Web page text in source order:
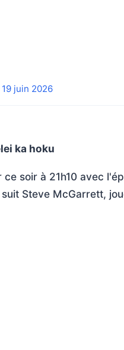
juin 2026
ka hoku
soir à 21h10 avec
Steve McGarrett,